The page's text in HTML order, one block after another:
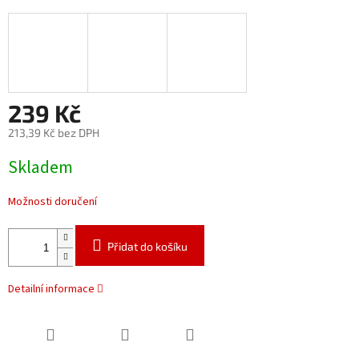
239 Kč
213,39 Kč bez DPH
cena:
Skladem
Možnosti doručení
Přidat do košíku
Detailní informace